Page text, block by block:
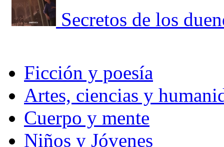
Secretos de los
Ficción y poesía
Artes, ciencias y
Cuerpo y mente
Niños y Jóvenes